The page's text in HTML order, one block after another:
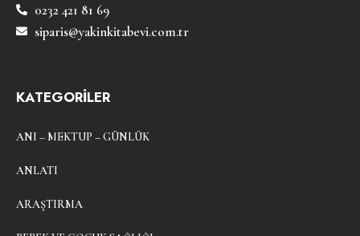
0232 421 81 69
siparis@yakinkitabevi.com.tr
KATEGORİLER
ANI – MEKTUP – GÜNLÜK
ANLATI
ARAŞTIRMA